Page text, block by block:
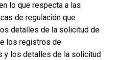
lo que respecta a las
de regulación que
detalles de la solicitud de
los registros de
y los detalles de la solicitud